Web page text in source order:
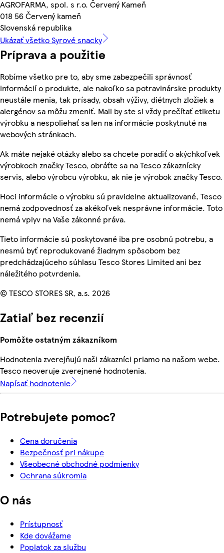
AGROFARMA, spol. s r.o. Červený Kameň
018 56 Červený kameň
Slovenská republika
Ukázať všetko Syrové snacky
Príprava a použitie
Robíme všetko pre to, aby sme zabezpečili správnosť
informácií o produkte, ale nakoľko sa potravinárske produkty
neustále menia, tak prísady, obsah výživy, diétnych zložiek a
alergénov sa môžu zmeniť. Mali by ste si vždy prečítať etiketu
výrobku a nespoliehať sa len na informácie poskytnuté na
webových stránkach.
Ak máte nejaké otázky alebo sa chcete poradiť o akýchkoľvek
výrobkoch značky Tesco, obráťte sa na Tesco zákaznícky
servis, alebo výrobcu výrobku, ak nie je výrobok značky Tesco.
Hoci informácie o výrobku sú pravidelne aktualizované, Tesco
nemá zodpovednosť za akékoľvek nesprávne informácie. Toto
nemá vplyv na Vaše zákonné práva.
Tieto informácie sú poskytované iba pre osobnú potrebu, a
nesmú byť reprodukované žiadnym spôsobom bez
predchádzajúceho súhlasu Tesco Stores Limited ani bez
náležitého potvrdenia.
© TESCO STORES SR, a.s. 2026
Zatiaľ bez recenzií
Pomôžte ostatným zákazníkom
Hodnotenia zverejňujú naši zákazníci priamo na našom webe.
Tesco neoveruje zverejnené hodnotenia.
Napísať hodnotenie
Potrebujete pomoc?
Cena doručenia
Bezpečnosť pri nákupe
Všeobecné obchodné podmienky
Ochrana súkromia
O nás
Prístupnosť
Kde dovážame
Poplatok za službu